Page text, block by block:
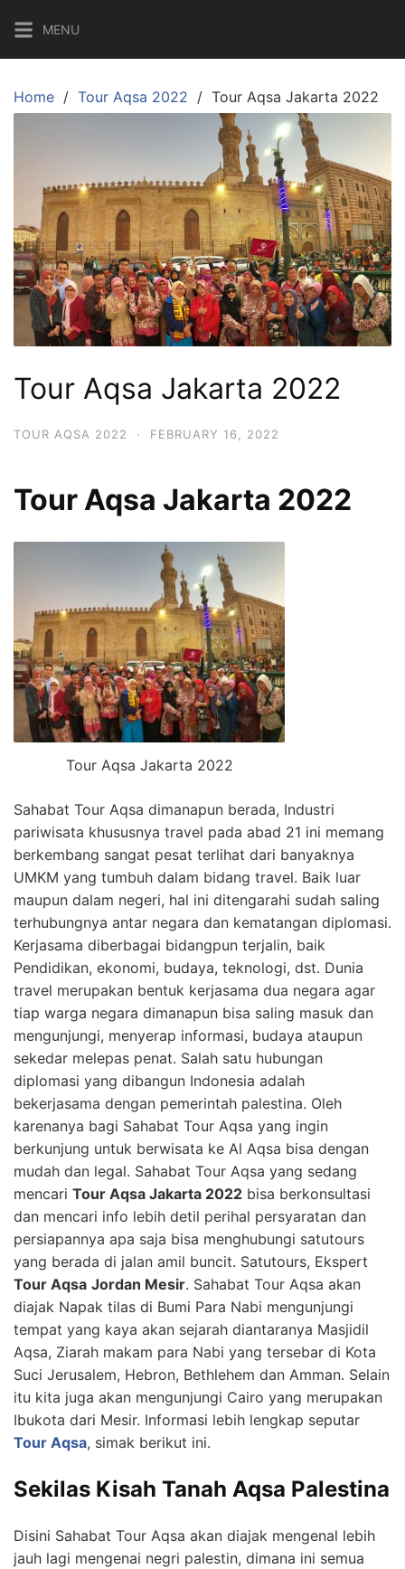
content
MENU
Home Tour Aqsa 2022 Tour Aqsa Jakarta 2022
Tour Aqsa Jakarta 2022
TOUR AQSA 2022 · FEBRUARY 16, 2022
Tour Aqsa Jakarta 2022
Tour Aqsa Jakarta 2022
Sahabat Tour Aqsa dimanapun berada, Industri
pariwisata khususnya travel pada abad 21 ini memang
berkembang sangat pesat terlihat dari banyaknya
UMKM yang tumbuh dalam bidang travel. Baik luar
maupun dalam negeri, hal ini ditengarahi sudah saling
terhubungnya antar negara dan kematangan diplomasi.
Kerjasama diberbagai bidangpun terjalin, baik
Pendidikan, ekonomi, budaya, teknologi, dst. Dunia
travel merupakan bentuk kerjasama dua negara agar
tiap warga negara dimanapun bisa saling masuk dan
mengunjungi, menyerap informasi, budaya ataupun
sekedar melepas penat. Salah satu hubungan
diplomasi yang dibangun Indonesia adalah
bekerjasama dengan pemerintah palestina. Oleh
karenanya bagi Sahabat Tour Aqsa yang ingin
berkunjung untuk berwisata ke Al Aqsa bisa dengan
mudah dan legal. Sahabat Tour Aqsa yang sedang
mencari Tour Aqsa Jakarta 2022 bisa berkonsultasi
dan mencari info lebih detil perihal persyaratan dan
persiapannya apa saja bisa menghubungi satutours
yang berada di jalan amil buncit. Satutours, Ekspert
Tour Aqsa Jordan Mesir. Sahabat Tour Aqsa akan
diajak Napak tilas di Bumi Para Nabi mengunjungi
tempat yang kaya akan sejarah diantaranya Masjidil
Aqsa, Ziarah makam para Nabi yang tersebar di Kota
Suci Jerusalem, Hebron, Bethlehem dan Amman. Selain
itu kita juga akan mengunjungi Cairo yang merupakan
Ibukota dari Mesir. Informasi lebih lengkap seputar
Tour Aqsa, simak berikut ini.
Sekilas Kisah Tanah Aqsa Palestina
Disini Sahabat Tour Aqsa akan diajak mengenal lebih
jauh lagi mengenai negri palestin, dimana ini semua